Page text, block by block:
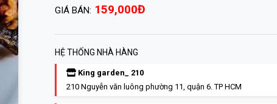
GIÁ BÁN: 159,000Đ
HỆ THỐNG NHÀ HÀNG
King garden_ 210
210 Nguyễn văn luông phường 11, quận 6. TP HCM